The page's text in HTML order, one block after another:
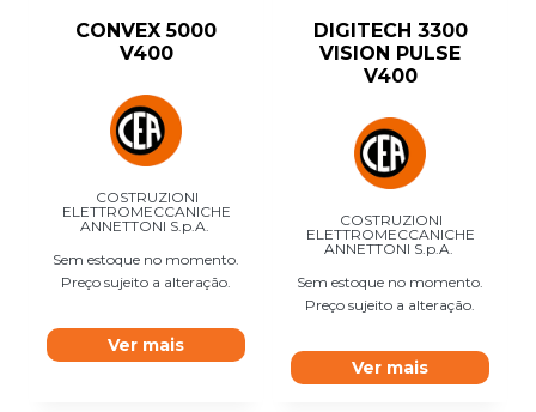
CONVEX 5000
V400
COSTRUZIONI
ELETTROMECCANICHE
ANNETTONI S.p.A.
Sem estoque no momento.
Preço sujeito a alteração.
Ver mais
DIGITECH 3300
VISION PULSE
V400
COSTRUZIONI
ELETTROMECCANICHE
ANNETTONI S.p.A.
Sem estoque no momento.
Preço sujeito a alteração.
Ver mais